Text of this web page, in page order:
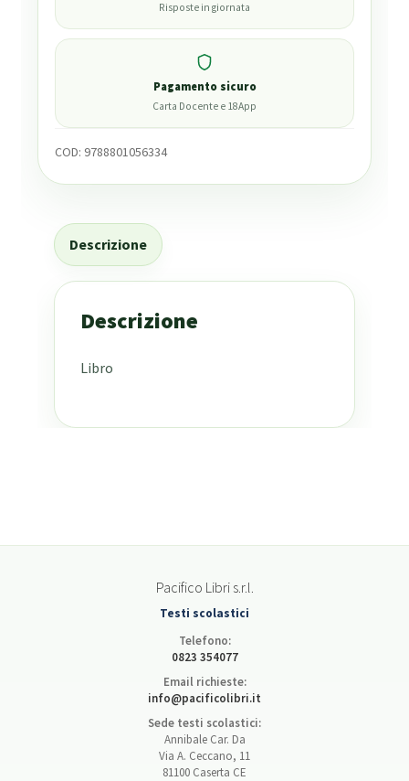
Risposte in giornata
Pagamento sicuro
Carta Docente e 18App
COD: 9788801056334
Descrizione
Descrizione
Libro
Pacifico Libri s.r.l.
Testi scolastici
Telefono:
0823 354077
Email richieste:
info@pacificolibri.it
Sede testi scolastici:
Annibale Car. Da
Via A. Ceccano, 11
81100 Caserta CE